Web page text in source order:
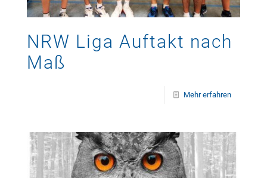
NRW Liga Auftakt nach
Maß
Mehr erfahren